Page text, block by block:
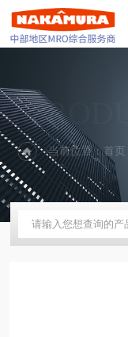
当前位置：首页